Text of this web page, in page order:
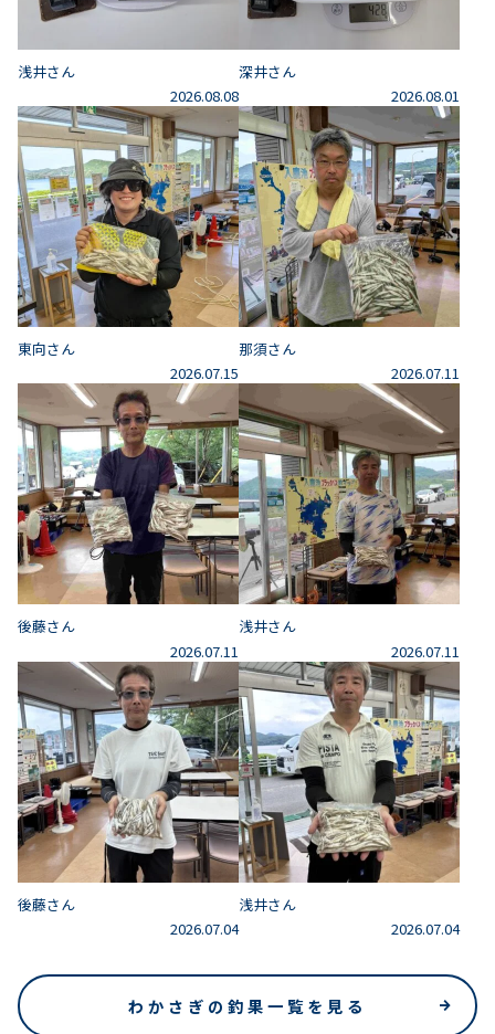
浅井さん
2026.08.08
深井さん
2026.08.01
東向さん
2026.07.15
那須さん
2026.07.11
後藤さん
2026.07.11
浅井さん
2026.07.11
後藤さん
2026.07.04
浅井さん
2026.07.04
わかさぎの釣果一覧を見る